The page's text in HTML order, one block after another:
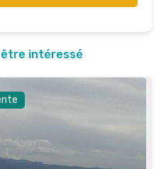
être intéressé